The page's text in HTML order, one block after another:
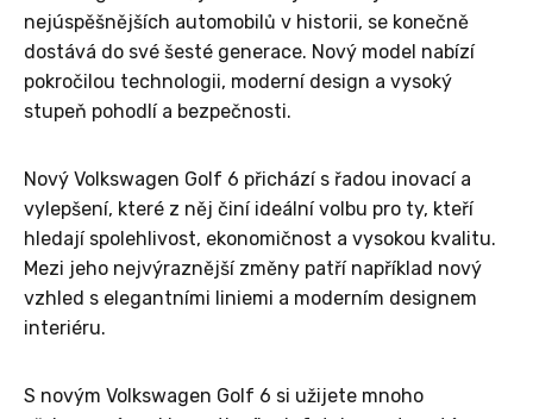
nejúspěšnějších automobilů v historii, se konečně
dostává do své šesté generace. Nový model nabízí
pokročilou technologii, moderní design a vysoký
stupeň pohodlí a bezpečnosti.
Nový Volkswagen Golf 6 přichází s řadou inovací a
vylepšení, které z něj činí ideální volbu pro ty, kteří
hledají spolehlivost, ekonomičnost a vysokou kvalitu.
Mezi jeho nejvýraznější změny patří například nový
vzhled s elegantními liniemi a moderním designem
interiéru.
S novým Volkswagen Golf 6 si užijete mnoho